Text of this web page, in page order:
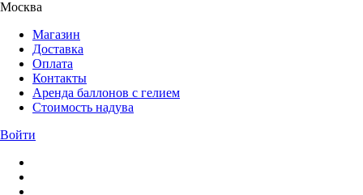
Москва
Магазин
Доставка
Оплата
Контакты
Аренда баллонов с гелием
Стоимость надува
Войти